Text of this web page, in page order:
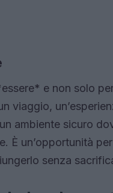
e non solo
viaggio,
ambiente sicuro
È un’opportunità
senza